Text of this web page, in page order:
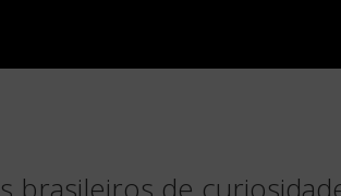
brasileiros de